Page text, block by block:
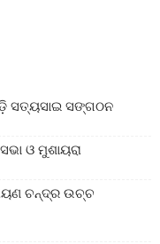
ସତ୍ୟସାଇ ସଙ୍ଗଠନ
ଓ ମୁଶାୟରା
ଚନ୍ଦ୍ର ଉଚ୍ଚ